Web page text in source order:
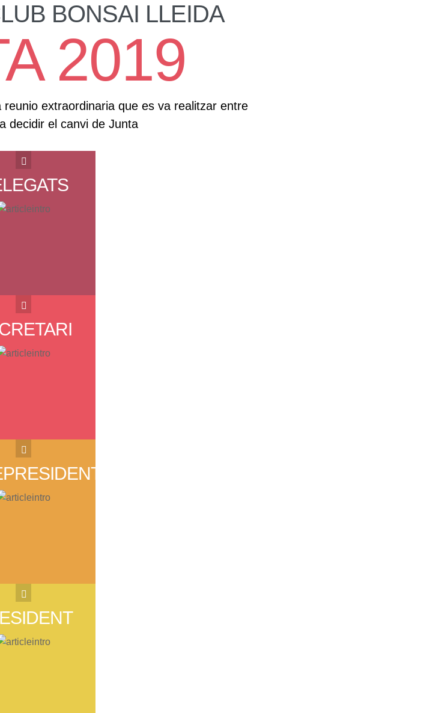
BONSAI LLEIDA
2019
extraordinaria que es va realitzar entre
decidir el canvi de Junta
JOSEP MASSOT
MARC
SERRA. ...
MASOBE . ...